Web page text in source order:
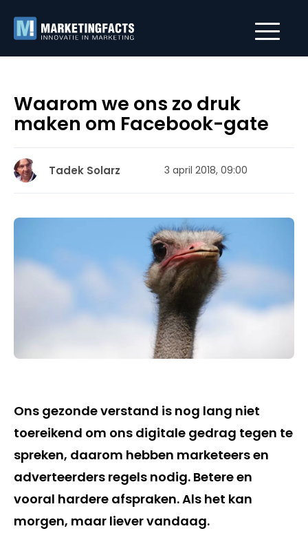
Waarom we ons zo druk
maken om Facebook-gate
Tadek Solarz 3 april 2018, 09:00
Ons gezonde verstand is nog lang niet
toereikend om ons digitale gedrag tegen te
spreken, daarom hebben marketeers en
adverteerders regels nodig. Betere en
vooral hardere afspraken. Als het kan
morgen, maar liever vandaag.